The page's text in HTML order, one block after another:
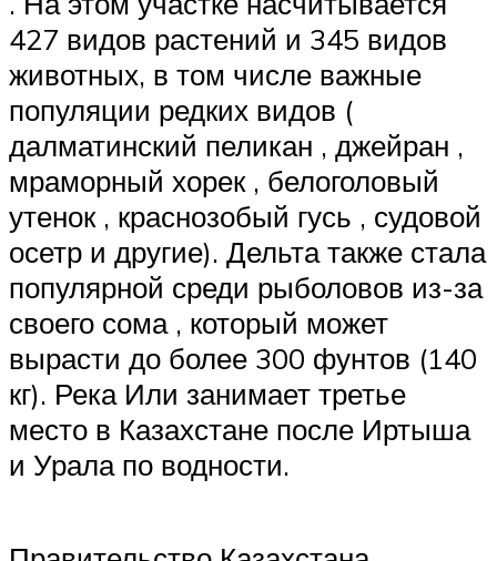
427 видов растений и 345 видов
животных, в том числе важные
популяции редких видов (
далматинский пеликан , джейран ,
мраморный хорек , белоголовый
утенок , краснозобый гусь , судовой
осетр и другие). Дельта также стала
популярной среди рыболовов из-за
своего сома , который может
вырасти до более 300 фунтов (140
кг). Река Или занимает третье
место в Казахстане после Иртыша
и Урала по водности.